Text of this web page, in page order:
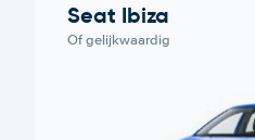
Seat Ibiza
Of gelijkwaardig